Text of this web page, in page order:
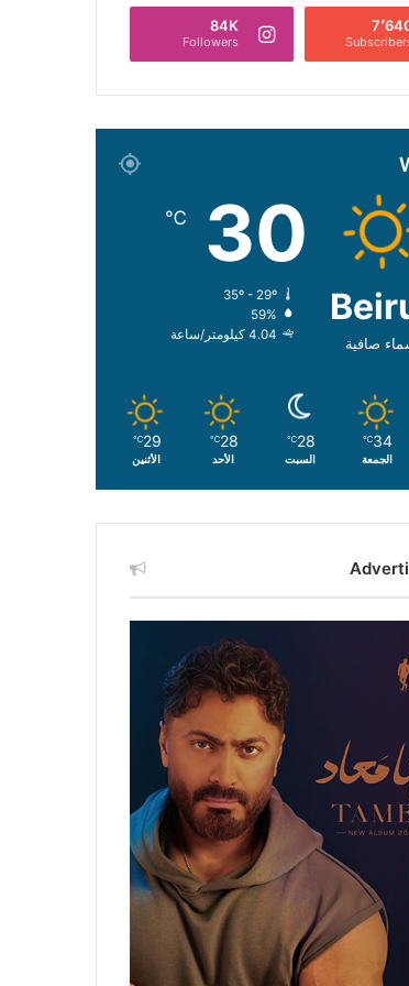
84K
Followers
صافية
30
℃
35º - 29º
59%
4.04 كيلومتر/ساعة
34
℃
الجمعة
28
℃
السبت
28
℃
الأحد
29
℃
الأثنين